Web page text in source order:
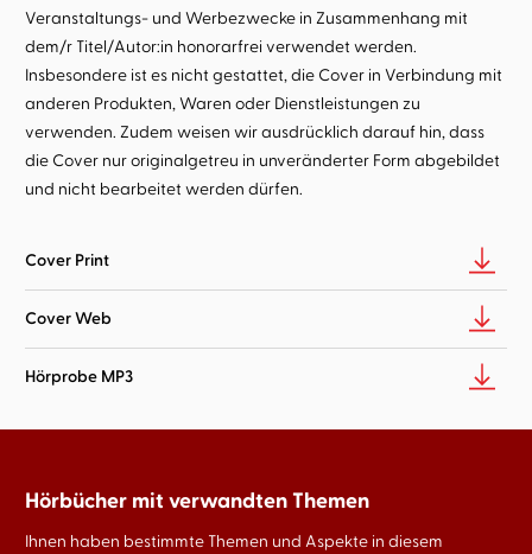
Veranstaltungs- und Werbezwecke in Zusammenhang mit
dem/r Titel/Autor:in honorarfrei verwendet werden.
Insbesondere ist es nicht gestattet, die Cover in Verbindung mit
anderen Produkten, Waren oder Dienstleistungen zu
verwenden. Zudem weisen wir ausdrücklich darauf hin, dass
die Cover nur originalgetreu in unveränderter Form abgebildet
und nicht bearbeitet werden dürfen.
Cover Print
Cover Web
Hörprobe MP3
Hörbücher mit verwandten Themen
Ihnen haben bestimmte Themen und Aspekte in diesem